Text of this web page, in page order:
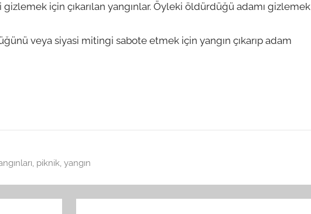
için çıkarılan yangınlar. Öyleki öldürdüğü adamı gizlemek
veya siyasi mitingi sabote etmek için yangın çıkarıp adam
, piknik, yangın